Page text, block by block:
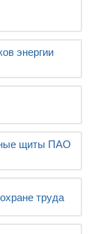
энергии
щиты ПАО
труда